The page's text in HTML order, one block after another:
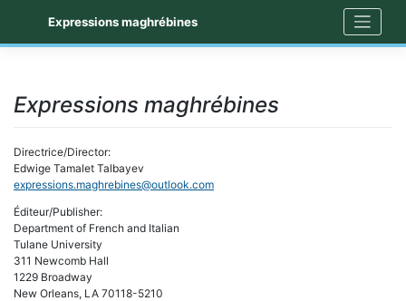
Expressions maghrébines
Expressions maghrébines
Directrice/Director:
Edwige Tamalet Talbayev
expressions.maghrebines@outlook.com
Éditeur/Publisher:
Department of French and Italian
Tulane University
311 Newcomb Hall
1229 Broadway
New Orleans, LA 70118-5210